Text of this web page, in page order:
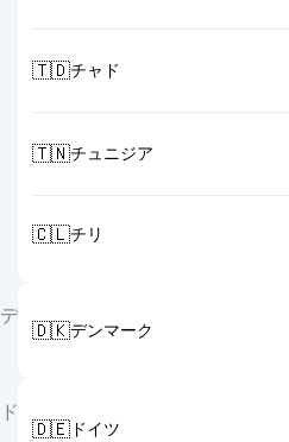
🇹🇩チャド
🇹🇳チュニジア
🇨🇱チリ
デ
🇩🇰デンマーク
ド
🇩🇪ドイツ